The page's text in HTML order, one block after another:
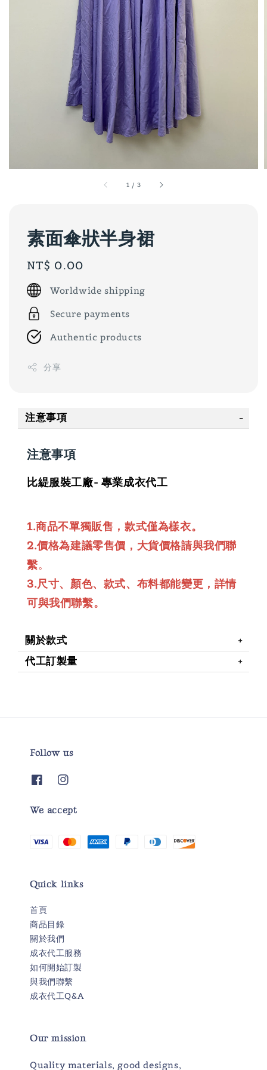
1 / 3
素面傘狀半身裙
Regular
price
NT$ 0.00
Worldwide shipping
Secure payments
Authentic products
分享
注意事項
注意事項
比緹服裝工廠- 專業成衣代工
1.商品不單獨販售，款式僅為樣衣。
2.價格為建議零售價，大貨價格請與我們聯
繫。
3.尺寸、顏色、款式、布料都能變更，詳情
可與我們聯繫。
關於款式
代工訂製量
Follow us
We accept
Quick links
首頁
商品目錄
關於我們
成衣代工服務
如何開始訂製
與我們聯繫
成衣代工Q&A
Our mission
Quality materials, good designs,